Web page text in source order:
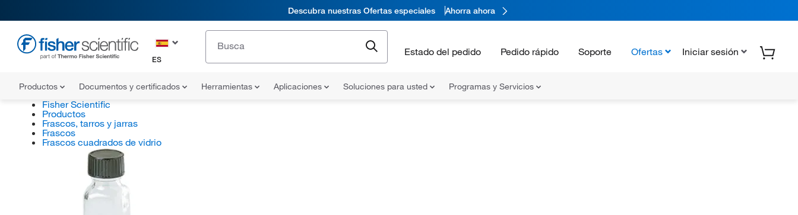
Descubra nuestras Ofertas especiales Ahorra ahora
ES
Estado del pedido Pedido rápido Soporte Ofertas Iniciar sesión
Productos Documentos y certificados Herramientas Aplicaciones Soluciones para usted Programas y Servicios
Fisher Scientific
Productos
Frascos, tarros y jarras
Frascos
Frascos cuadrados de vidrio